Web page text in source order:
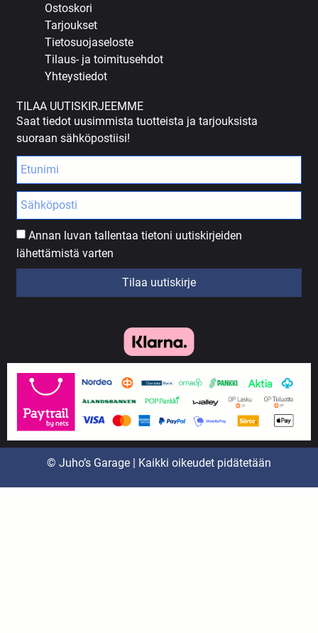
Ostoskori
Tarjoukset
Tietosuojaseloste
Tilaus- ja toimitusehdot
Yhteystiedot
TILAA UUTISKIRJEEMME
Saat tiedot uusimmista tuotteista ja tarjouksista
suoraan sähköpostiisi!
Annan luvan tallentaa tietoni uutiskirjeiden
lähettämistä varten
Tilaa uutiskirje
© Juho’s Garage | Kaikki oikeudet pidätetään